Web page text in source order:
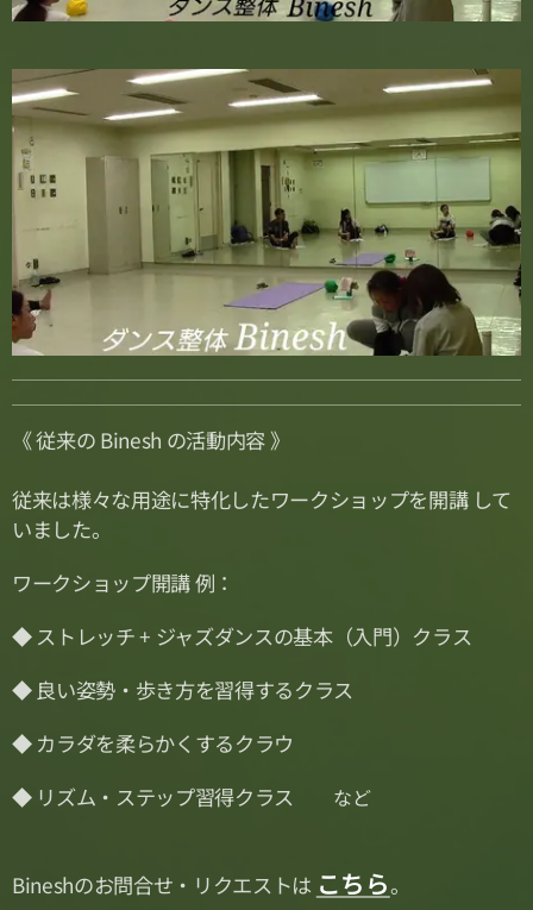
《 従来の Binesh の活動内容 》
従来は様々な用途に特化したワークショップを開講 して
いました。
ワークショップ開講 例：
◆ ストレッチ + ジャズダンスの基本（入門）クラス
◆ 良い姿勢・歩き方を習得するクラス
◆ カラダを柔らかくするクラウ
◆ リズム・ステップ習得クラス など
Bineshのお問合せ・リクエストは こちら。